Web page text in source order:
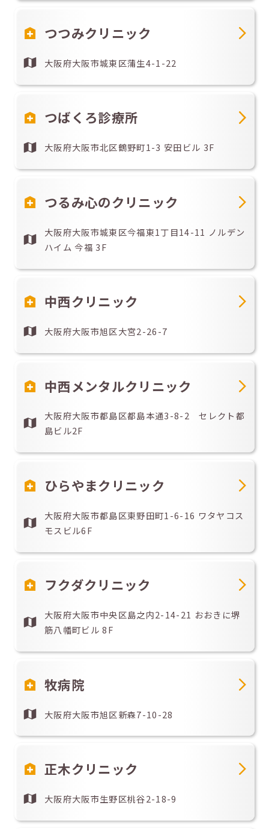
つつみクリニック
大阪府大阪市城東区蒲生4-1-22
つばくろ診療所
大阪府大阪市北区鶴野町1-3 安田ビル 3F
つるみ心のクリニック
大阪府大阪市城東区今福東1丁目14-11 ノルデン
ハイム 今福 3F
中西クリニック
大阪府大阪市旭区大宮2-26-7
中西メンタルクリニック
大阪府大阪市都島区都島本通3-8-2 セレクト都
島ビル2F
ひらやまクリニック
大阪府大阪市都島区東野田町1-6-16 ワタヤコス
モスビル6F
フクダクリニック
大阪府大阪市中央区島之内2-14-21 おおきに堺
筋八幡町ビル 8F
牧病院
大阪府大阪市旭区新森7-10-28
正木クリニック
大阪府大阪市生野区桃谷2-18-9